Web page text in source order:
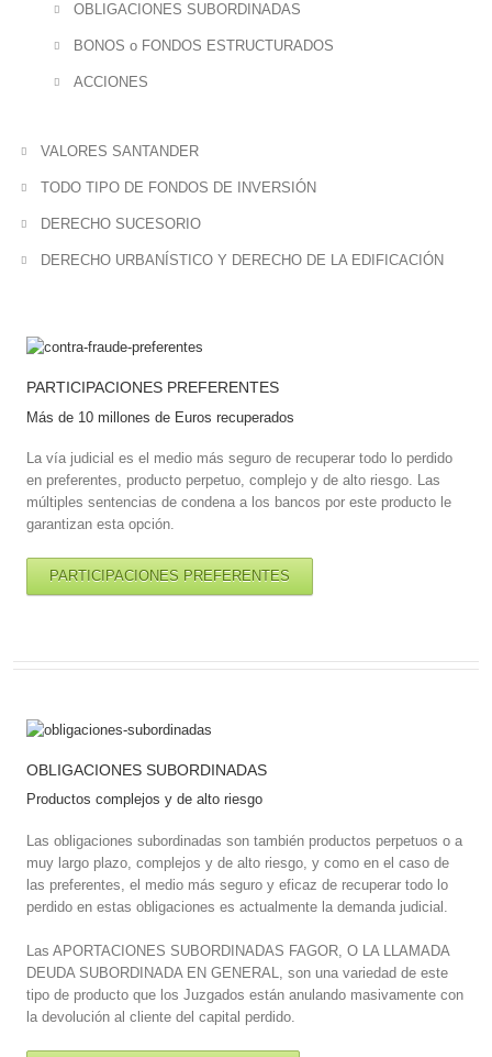
OBLIGACIONES SUBORDINADAS
BONOS o FONDOS ESTRUCTURADOS
ACCIONES
VALORES SANTANDER
TODO TIPO DE FONDOS DE INVERSIÓN
DERECHO SUCESORIO
DERECHO URBANÍSTICO Y DERECHO DE LA EDIFICACIÓN
PARTICIPACIONES PREFERENTES
Más de 10 millones de Euros recuperados
La vía judicial es el medio más seguro de recuperar todo lo perdido
en preferentes, producto perpetuo, complejo y de alto riesgo. Las
múltiples sentencias de condena a los bancos por este producto le
garantizan esta opción.
PARTICIPACIONES PREFERENTES
OBLIGACIONES SUBORDINADAS
Productos complejos y de alto riesgo
Las obligaciones subordinadas son también productos perpetuos o a
muy largo plazo, complejos y de alto riesgo, y como en el caso de
las preferentes, el medio más seguro y eficaz de recuperar todo lo
perdido en estas obligaciones es actualmente la demanda judicial.
Las APORTACIONES SUBORDINADAS FAGOR, O LA LLAMADA
DEUDA SUBORDINADA EN GENERAL, son una variedad de este
tipo de producto que los Juzgados están anulando masivamente con
la devolución al cliente del capital perdido.